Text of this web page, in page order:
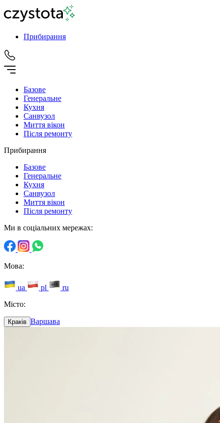
Прибирання
Базове
Генеральне
Кухня
Санвузол
Миття вікон
Після ремонту
Прибирання
Базове
Генеральне
Кухня
Санвузол
Миття вікон
Після ремонту
Ми в соціальних мережах:
Мова:
ua pl
ru
Місто:
Краків Варшава